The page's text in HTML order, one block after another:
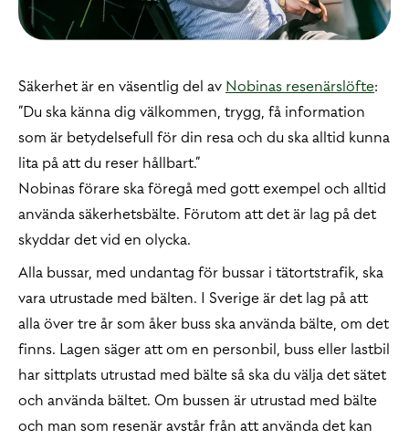
Säkerhet är en väsentlig del av Nobinas resenärslöfte:
”Du ska känna dig välkommen, trygg, få information
som är betydelsefull för din resa och du ska alltid kunna
lita på att du reser hållbart.”
Nobinas förare ska föregå med gott exempel och alltid
använda säkerhetsbälte. Förutom att det är lag på det
skyddar det vid en olycka.
Alla bussar, med undantag för bussar i tätortstrafik, ska
vara utrustade med bälten. I Sverige är det lag på att
alla över tre år som åker buss ska använda bälte, om det
finns. Lagen säger att om en personbil, buss eller lastbil
har sittplats utrustad med bälte så ska du välja det sätet
och använda bältet. Om bussen är utrustad med bälte
och man som resenär avstår från att använda det kan